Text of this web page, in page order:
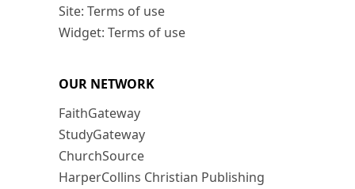
Site: Terms of use
Widget: Terms of use
OUR NETWORK
FaithGateway
StudyGateway
ChurchSource
HarperCollins Christian Publishing